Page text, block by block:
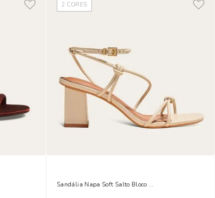
2 CORES
Sandália Napa Soft Salto Bloco Off White Tiras Finas